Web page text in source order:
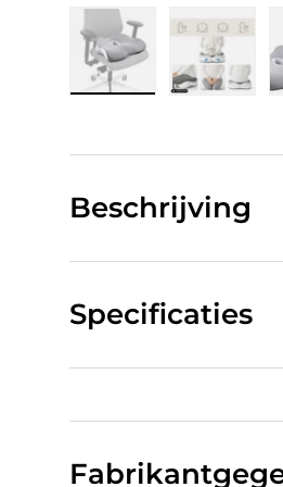
Beschrijving
Specificaties